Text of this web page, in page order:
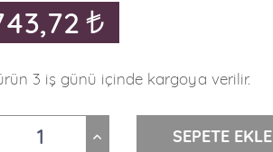
3 iş günü içinde kargoya verilir.